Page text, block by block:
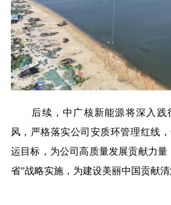
后续，中广核新能源将深入践
风，严格落实公司安质环管理红线
运目标，为公司高质量发展贡献力量
省”战略实施，为建设美丽中国贡献清